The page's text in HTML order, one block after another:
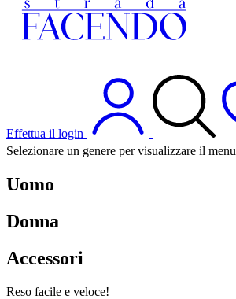
Effettua il login
Selezionare un genere per visualizzare il menu
Uomo
Donna
Accessori
Spedizione veloce!